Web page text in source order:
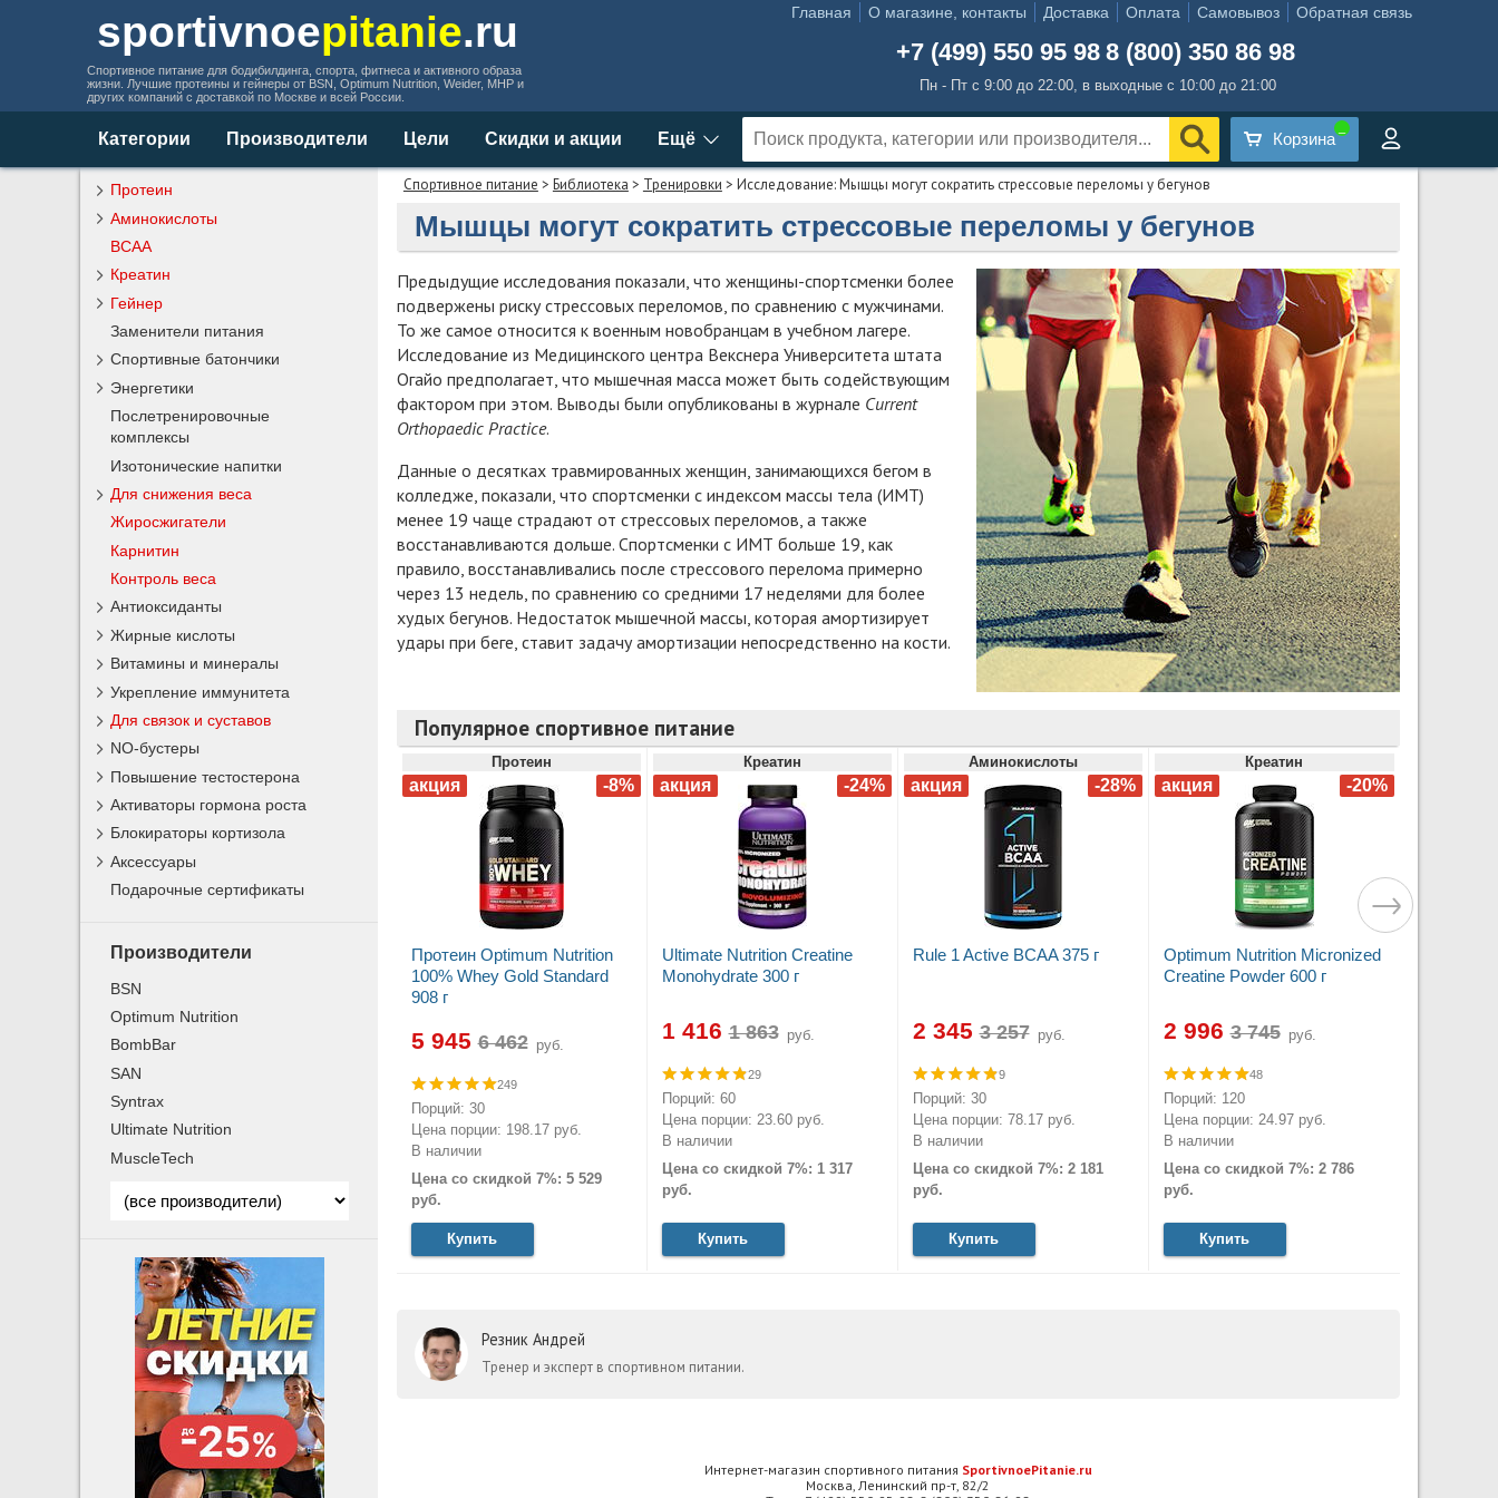
sportivnoepitanie.ru
Спортивное питание для бодибилдинга, спорта, фитнеса и активного образа
жизни. Лучшие протеины и гейнеры от BSN, Optimum Nutrition, Weider, MHP и
других компаний с доставкой по Москве и всей России.
Главная О магазине, контакты Доставка Оплата Самовывоз Обратная связь
+7 (499) 550 95 98 8 (800) 350 86 98
Пн - Пт с 9:00 до 22:00, в выходные с 10:00 до 21:00
Категории Производители Цели Скидки и акции Ещё Корзина
Спортивное питание > Библиотека > Тренировки > Исследование: Мышцы могут сократить стрессовые переломы у бегунов
Мышцы могут сократить стрессовые переломы у бегунов
Предыдущие исследования показали, что женщины-спортсменки более
подвержены риску стрессовых переломов, по сравнению с мужчинами.
То же самое относится к военным новобранцам в учебном лагере.
Исследование из Медицинского центра Векснера Университета штата
Огайо предполагает, что мышечная масса может быть содействующим
фактором при этом. Выводы были опубликованы в журнале Current
Orthopaedic Practice.
Данные о десятках травмированных женщин, занимающихся бегом в
колледже, показали, что спортсменки с индексом массы тела (ИМТ)
менее 19 чаще страдают от стрессовых переломов, а также
восстанавливаются дольше. Спортсменки с ИМТ больше 19, как
правило, восстанавливались после стрессового перелома примерно
через 13 недель, по сравнению со средними 17 неделями для более
худых бегунов. Недостаток мышечной массы, которая амортизирует
удары при беге, ставит задачу амортизации непосредственно на кости.
Популярное спортивное питание
Протеин
Протеин Optimum Nutrition
100% Whey Gold Standard
908 г
5 945 руб.
249
Порций: 30
Цена порции: 198.17 руб.
В наличии
Цена со скидкой 7%: 5 529
руб.
Купить
Креатин
Ultimate Nutrition Creatine
Monohydrate 300 г
1 416 руб.
29
Порций: 60
Цена порции: 23.60 руб.
В наличии
Цена со скидкой 7%: 1 317
руб.
Купить
Аминокислоты
Rule 1 Active BCAA 375 г
2 345 руб.
9
Порций: 30
Цена порции: 78.17 руб.
В наличии
Цена со скидкой 7%: 2 181
руб.
Купить
Креатин
Optimum Nutrition Micronized
Creatine Powder 600 г
2 996 руб.
48
Порций: 120
Цена порции: 24.97 руб.
В наличии
Цена со скидкой 7%: 2 786
руб.
Купить
Резник Андрей
Тренер и эксперт в спортивном питании.
Интернет-магазин спортивного питания SportivnoePitanie.ru
Москва, Ленинский пр-т, 82/2
Протеин
Аминокислоты
BCAA
Креатин
Гейнер
Заменители питания
Спортивные батончики
Энергетики
Послетренировочные
комплексы
Изотонические напитки
Для снижения веса
Жиросжигатели
Карнитин
Контроль веса
Антиоксиданты
Жирные кислоты
Витамины и минералы
Укрепление иммунитета
Для связок и суставов
NO-бустеры
Повышение тестостерона
Активаторы гормона роста
Блокираторы кортизола
Аксессуары
Подарочные сертификаты
Производители
BSN
Optimum Nutrition
BombBar
SAN
Syntrax
Ultimate Nutrition
MuscleTech